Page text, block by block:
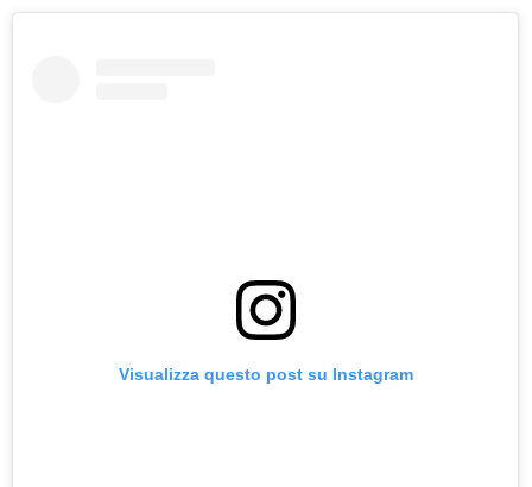
Visualizza questo post su Instagram